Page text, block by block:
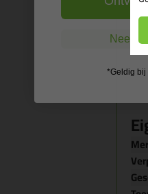
Nee, ik
*Geldig bij